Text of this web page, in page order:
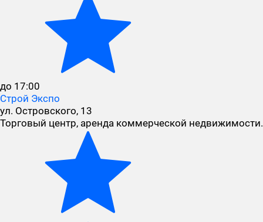
до 17:00
Строй Экспо
ул. Островского, 13
Торговый центр, аренда коммерческой недвижимости.